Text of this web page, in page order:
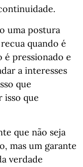
uma postura
quando é
é pressionado e
a interesses
que
isso que
que não seja
mas um garante
verdade